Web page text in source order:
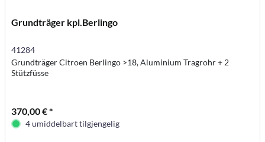
Grundträger kpl.Berlingo
41284
Grundträger Citroen Berlingo >18, Aluminium Tragrohr + 2
Stützfüsse
370,00 € *
4 umiddelbart tilgjengelig